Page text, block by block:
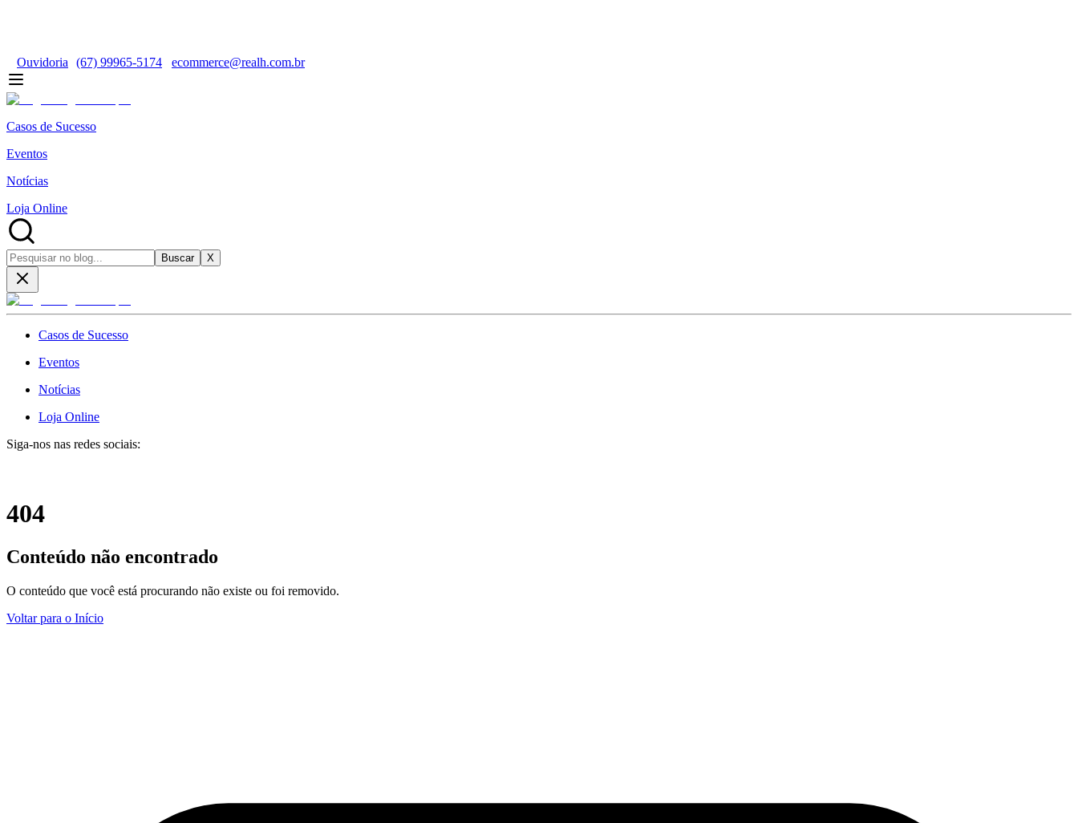
Ouvidoria (67) 99965-5174 ecommerce@realh.com.br
Casos de Sucesso
Eventos
Notícias
Loja Online
Buscar X
Casos de Sucesso
Eventos
Notícias
Loja Online
Siga-nos nas redes sociais:
404
Conteúdo não encontrado
O conteúdo que você está procurando não existe ou foi removido.
Voltar para o Início